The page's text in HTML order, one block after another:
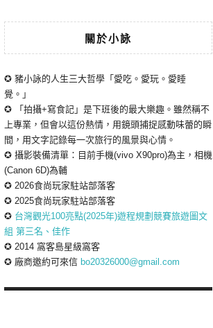
關於小詠
✪ 豬小詠的人生三大哲學「愛吃。愛玩。愛睡
覺。」
✪ 「拍攝+寫食記」是下班後的最大樂趣。雖然稱不
上專業，但會以這份熱情，用鏡頭捕捉感動味蕾的瞬
間，用文字記錄每一次旅行的風景與心情。
✪ 攝影裝備清單：目前手機(vivo X90pro)為主，相機
(Canon 6D)為輔
✪ 2026食尚玩家駐站部落客
✪ 2025食尚玩家駐站部落客
✪ 台灣觀光100亮點(2025年)遊程規劃競賽旅遊圖文
組 第三名、佳作
✪ 2014 窩客島星級窩客
✪ 廠商邀約可來信 bo20326000@gmail.com